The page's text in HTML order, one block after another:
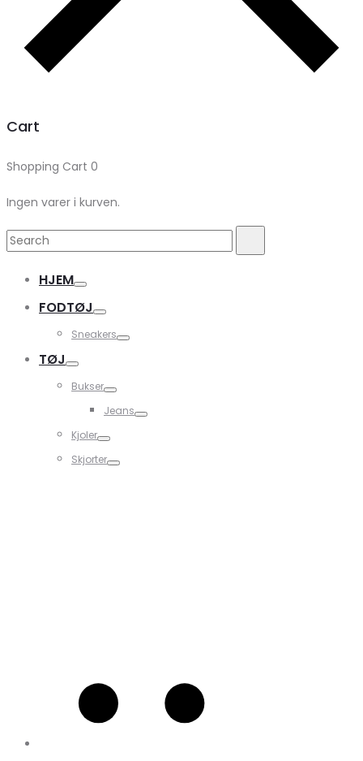
Cart
Shopping Cart 0
Ingen varer i kurven.
Search
HJEM
FODTØJ
Sneakers
TØJ
Bukser
Jeans
Kjoler
Skjorter